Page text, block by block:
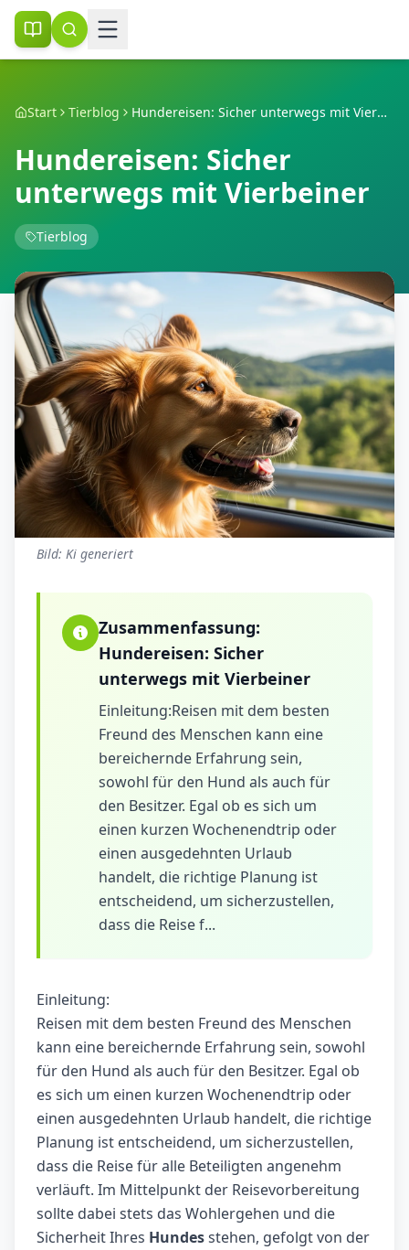
Start Tierblog Hundereisen: Sicher unterwegs mit Vierbeiner
Hundereisen: Sicher
unterwegs mit Vierbeiner
Tierblog
Bild: Ki generiert
Zusammenfassung:
Hundereisen: Sicher
unterwegs mit Vierbeiner
Einleitung:Reisen mit dem besten
Freund des Menschen kann eine
bereichernde Erfahrung sein,
sowohl für den Hund als auch für
den Besitzer. Egal ob es sich um
einen kurzen Wochenendtrip oder
einen ausgedehnten Urlaub
handelt, die richtige Planung ist
entscheidend, um sicherzustellen,
dass die Reise f...
Einleitung:
Reisen mit dem besten Freund des Menschen
kann eine bereichernde Erfahrung sein, sowohl
für den Hund als auch für den Besitzer. Egal ob
es sich um einen kurzen Wochenendtrip oder
einen ausgedehnten Urlaub handelt, die richtige
Planung ist entscheidend, um sicherzustellen,
dass die Reise für alle Beteiligten angenehm
verläuft. Im Mittelpunkt der Reisevorbereitung
sollte dabei stets das Wohlergehen und die
Sicherheit Ihres Hundesstehen, gefolgt von der